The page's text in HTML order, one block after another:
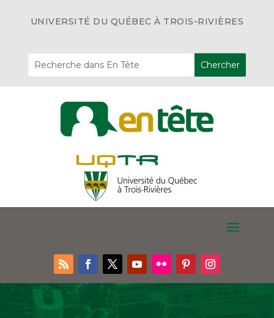
UNIVERSITÉ DU QUÉBEC À TROIS-RIVIÈRES